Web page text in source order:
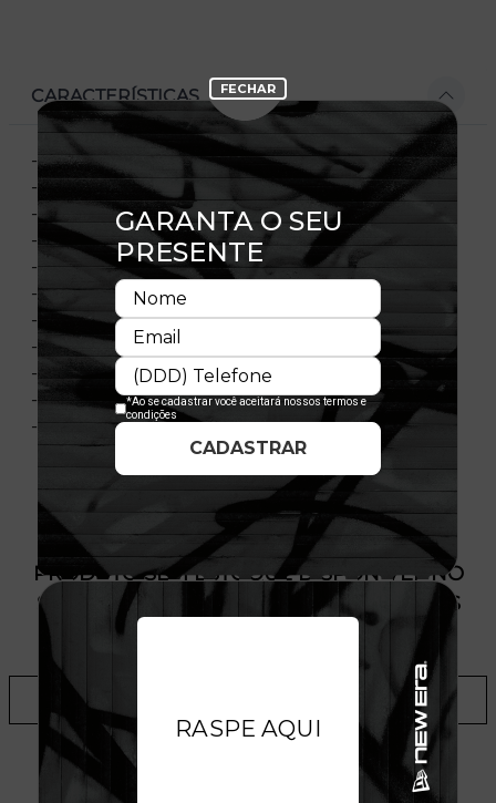
CARACTERÍSTICAS
- ABA CURVA
- PAINEL FRONTAL ÚNICO
- ESTRTUTURADO
- AJUSTÁVEL
- FECHAMENTO TIPO SNAPBACK
- BORDADO FRONTAL
- FLAG BORDADA NO PAINEL ESQUERDO
- TECIDO SARJA
- COMPOSIÇÃO 100% POLIÉSTER
- IMPORTADO
- LICENÇA OFICIAL
PRODUTO SEM ESTOQUE DÍSPONÍVEL NO
SITE, CONSULTE A DISPONIBILIDADE NAS